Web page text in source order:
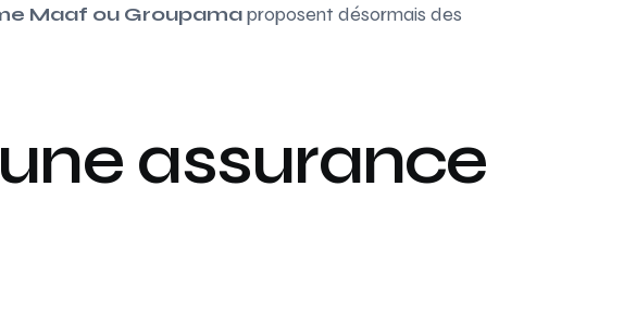
Maaf ou Groupamaproposent désormais des
assurance